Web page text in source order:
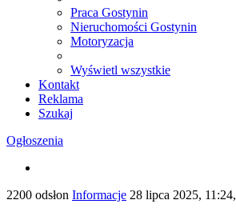
Praca Gostynin
Nieruchomości Gostynin
Motoryzacja
Wyświetl wszystkie
Kontakt
Reklama
Szukaj
Ogłoszenia
2200 odsłon Informacje 28 lipca 2025, 11:24,